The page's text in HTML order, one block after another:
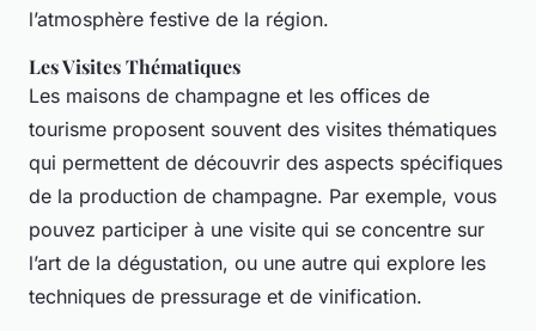
l’atmosphère festive de la région.
Les Visites Thématiques
Les maisons de champagne et les offices de
tourisme proposent souvent des visites thématiques
qui permettent de découvrir des aspects spécifiques
de la production de champagne. Par exemple, vous
pouvez participer à une visite qui se concentre sur
l’art de la dégustation, ou une autre qui explore les
techniques de pressurage et de vinification.